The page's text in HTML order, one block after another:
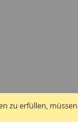
zu erfüllen,